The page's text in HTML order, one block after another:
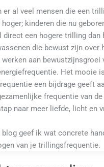
er al veel mensen die een
kinderen die nu
direct een hogere trilling dan
die bewust zijn over
werken aan bewustzijnsgroei
Het mooie
een bijdrage geeft
frequentie van de
naar meer liefde, licht en
blog geef ik wat concrete
van je trillingsfrequentie.